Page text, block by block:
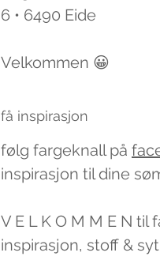
6 • 6490 Eide
Velkommen 😀
få inspirasjon
følg fargeknall på
inspirasjon til dine
V E L K O M M E N
inspirasjon, stoff &